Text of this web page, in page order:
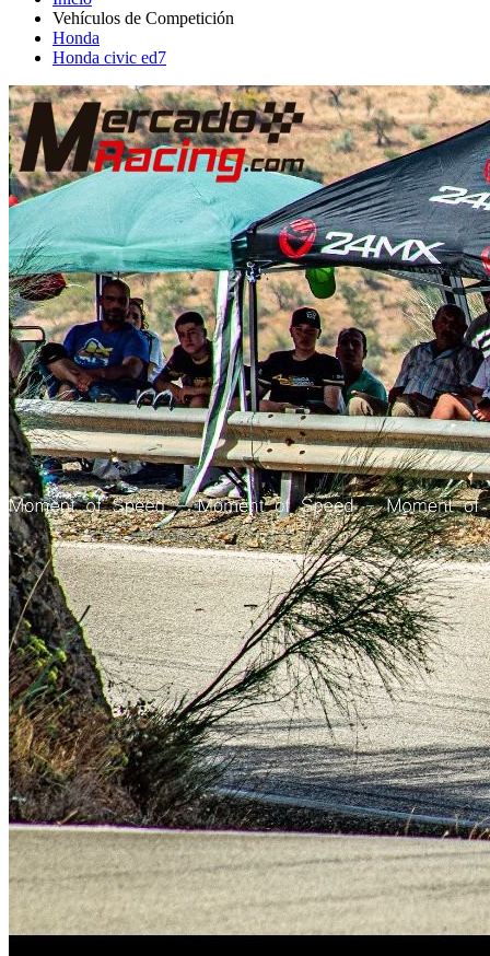
Vehículos de Competición
Honda
Honda civic ed7